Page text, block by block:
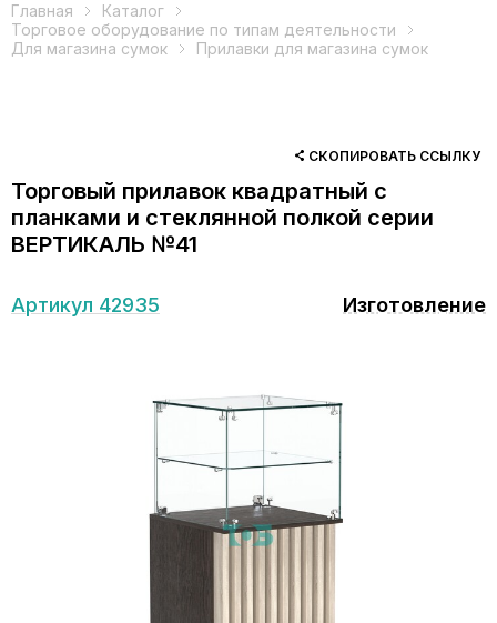
Главная
Каталог
Торговое оборудование по типам деятельности
Для магазина сумок
Прилавки для магазина сумок
СКОПИРОВАТЬ ССЫЛКУ
Торговый прилавок квадратный с
планками и стеклянной полкой серии
ВЕРТИКАЛЬ №41
Артикул 42935 Изготовление